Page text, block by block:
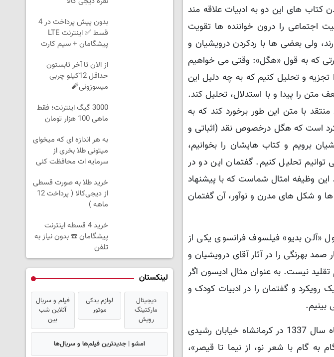
کتاب های این دو به ادبیات علاقه مند
را درون خواننده ها تقویت
ولی بعضی ها با ردکردن درویشیان و
که به قول «هگل»: وقتی می خواهیم
تجزیه و تحلیل کنیم که به چه دلیل این
متن را پیدا و با استدلال، تحلیل کند.
با متن این طور برخورد کند که به
است که هگل درخصوص نقد (اثباتی و
برویم و کتاب هایشان را بخوانیم،
تحلیل کنیم. گفتمان این دو در
این وظیفه امثال شماست که با پیشنهاد
و شکل های مدرن و نوآور، آن گفتمان
«آلن بدیو» فیلسوف فرانسوی یکی از
بهرنگی را در آثار آقای درویشیان و
نیست. به عنوان مثال ادیسون اگر
رویکرد و گفتمان را در ادبیات کودک و
بینیم.
نویسنده شاعر و پژوهشگر کرمانشاهی بهمن ماه سال 1337 در کرمانشاه خیابان رشیدی
به گام با شعر نو، از نیما تا قیصر»،
بدون پیش پرداخت در 4
قسط ✅ اینترنت LTE
پیشگامان + سیم کارت
از الان تا آخر تابستون
حداقل 12کیلو چربی
میسوزونی🧨
3000 گیگ اینترنت؛ فقط
ماهی 100 هزار تومان
به هر اندازه ای که میخوای
میتونی طلا بخری از
سرمایه ات محافظت کنی
خرید طلا به صورت قسطی
از دیجی‌کالا ( پرداخت 12
ماهه )
خرید 4 قسطه اینترنت
پیشگامان ☎️ بدون نیاز به
تلفن
لینکستان
دیجیتال
مارکتینگ
رویش
لوازم یدکی
موتور
فیلم و سریال
آنلاین شب
بین
امشو | جدیدترین فیلم‌ها و سریال‌ها